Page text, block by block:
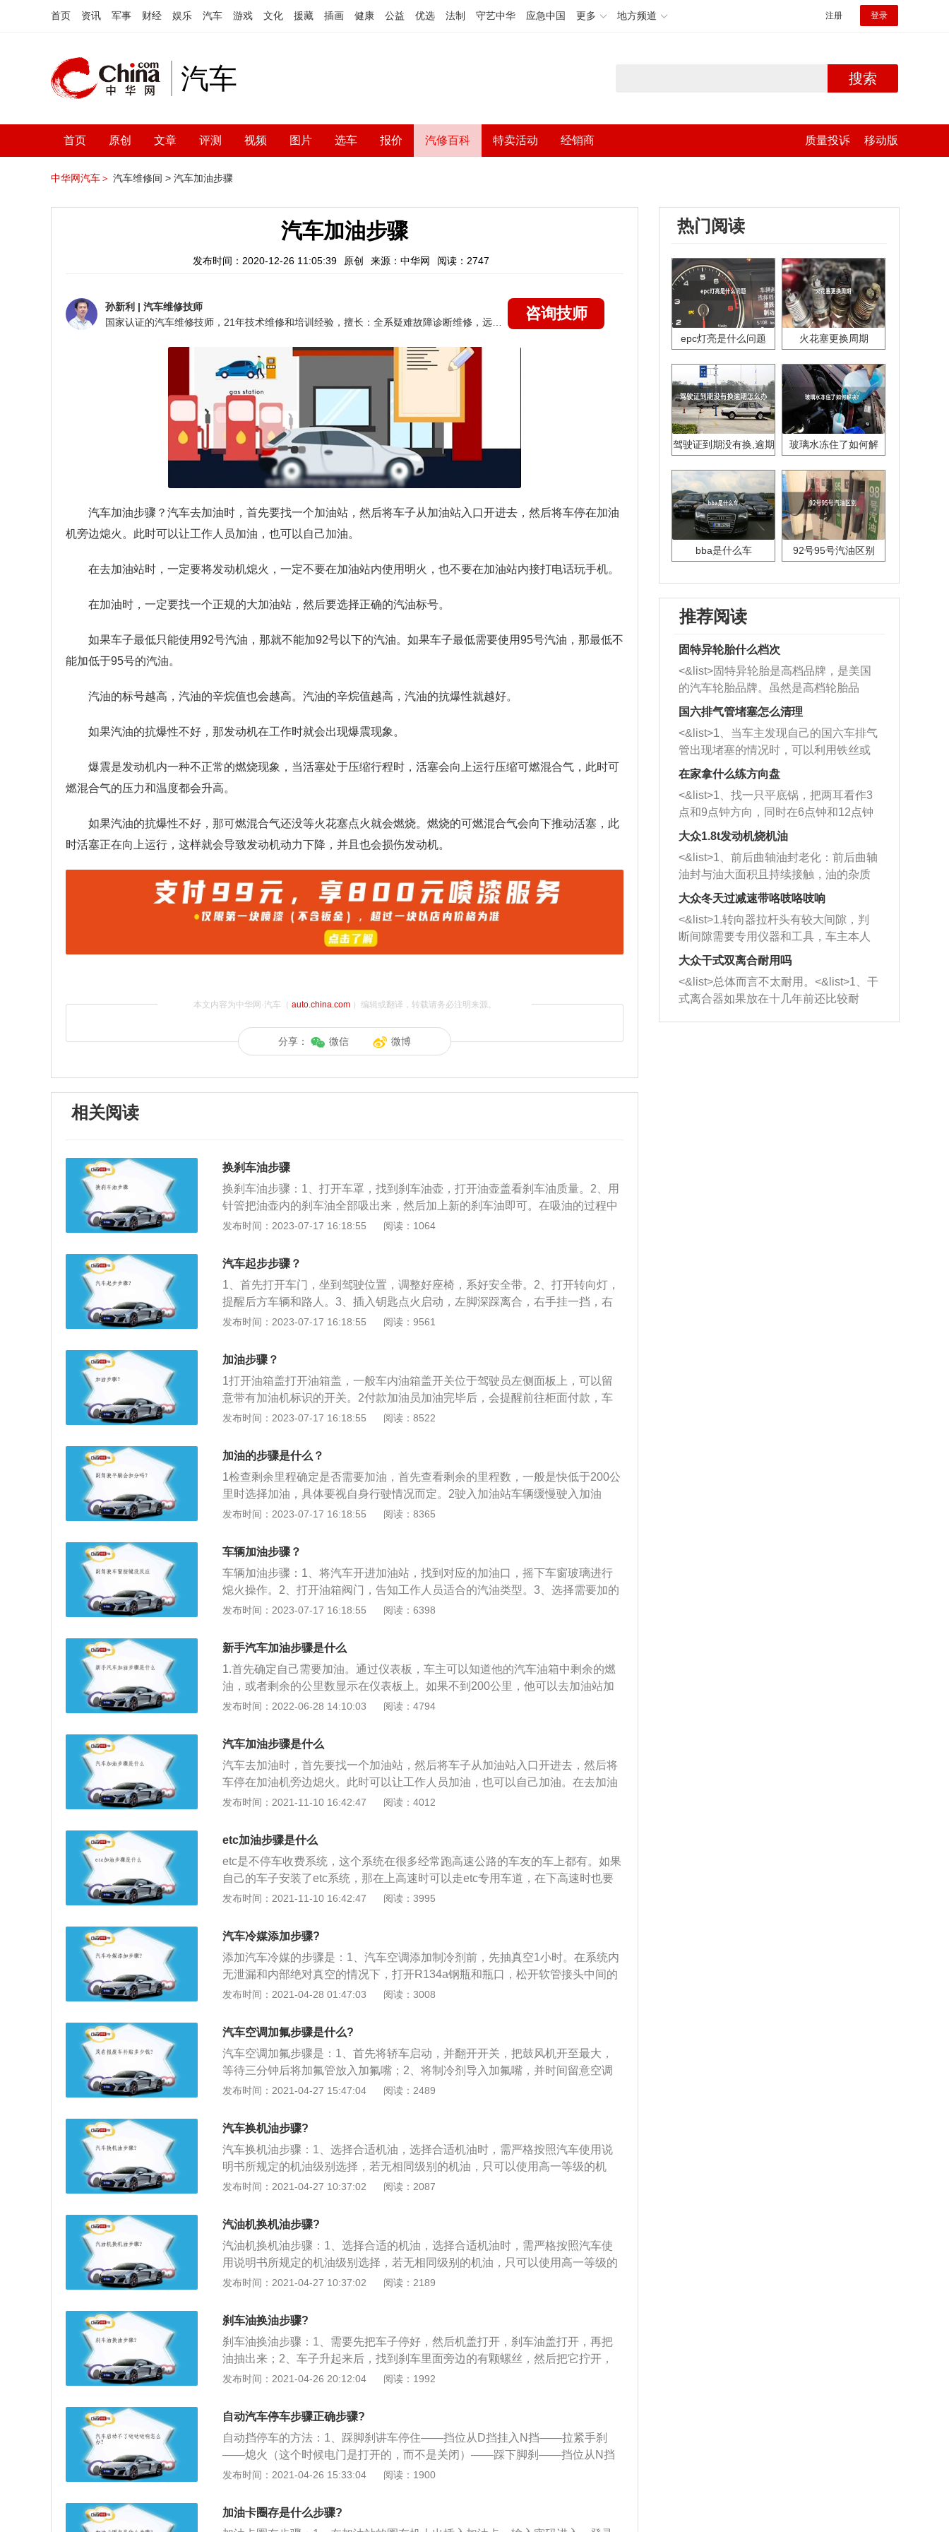
首页 资讯 军事 财经 娱乐 汽车 游戏 文化 援藏 插画 健康 公益 优选 法制 守艺中华 应急中国 更多 地方频道 注册 登录
汽车 搜索
首页 原创 文章 评测 视频 图片 选车 报价 汽修百科 特卖活动 经销商 质量投诉 移动版
中华网汽车＞ 汽车维修间 > 汽车加油步骤
汽车加油步骤
发布时间：2020-12-26 11:05:39 原创 来源：中华网 阅读：2747
孙新利 | 汽车维修技师
咨询技师
汽车加油步骤？ 汽车去加油时，首先要找一个加油站，然后将车子从加油站入口开进去，然后将车停在加油
机旁边熄火。此时可以让工作人员加油，也可以自己加油。
在去加油站时，一定要将发动机熄火，一定不要在加油站内使用明火，也不要在加油站内接打电话玩手机。
在加油时，一定要找一个正规的大加油站，然后要选择正确的汽油标号。
如果车子最低只能使用92号汽油，那就不能加92号以下的汽油。如果车子最低需要使用95号汽油，那最低不
能加低于95号的汽油。
汽油的标号越高，汽油的辛烷值也会越高。汽油的辛烷值越高，汽油的抗爆性就越好。
如果汽油的抗爆性不好，那发动机在工作时就会出现爆震现象。
爆震是发动机内一种不正常的燃烧现象，当活塞处于压缩行程时，活塞会向上运行压缩可燃混合气，此时可
燃混合气的压力和温度都会升高。
如果汽油的抗爆性不好，那可燃混合气还没等火花塞点火就会燃烧。燃烧的可燃混合气会向下推动活塞，此
时活塞正在向上运行，这样就会导致发动机动力下降，并且也会损伤发动机。
本文内容为中华网·汽车（ auto.china.com）编辑或翻译，转载请务必注明来源。
分享： 微信 微博
相关阅读
换刹车油步骤
换刹车油步骤：1、打开车罩，找到刹车油壶，打开油壶盖看刹车油质量。2、用
针管把油壶内的刹车油全部吸出来，然后加上新的刹车油即可。在吸油的过程中
不要让油溅到自己身上，以免刹车油腐蚀。这种方法简单，不是专业人员也可操
油，加注新油。这样换的就比较彻底。刹车油的作用：刹车油在使用一定时间
后，会出现沸点降低、污染及不同程度的氧化变质，刹车油本身是一种很稳定的
压力油,化学品和高温都不易令它变质的。它有一个特点就是会吸收空气中的水份,
而刹车液压系统必须要让刹车油于大气相通才能正常运作,久而久之刹车油就会吸
入水份,在高温下转成气泡,当刹车油路中出现气泡,刹车效能就会下降。所以刹车
的，所以刹车油在使用两年或5万公里后就应更换。
发布时间：2023-07-17 16:18:55 阅读：1064
汽车起步步骤？
1、首先打开车门，坐到驾驶位置，调整好座椅，系好安全带。2、打开转向灯，
提醒后方车辆和路人。3、插入钥匙点火启动，左脚深踩离合，右手挂一挡，右
脚同时放在油门踏板上，左脚轻轻抬离合器，当离合器抬到半联动状态时，当汽
可以缓慢行驶了。4、汽车行驶在路上以后，保持汽车直线行驶，控制好方向
盘，目视前方。自动挡的汽车起步相对容易一些，右脚踩住刹车，点火启动汽
车，挡位挂入D挡，松开手刹或电子手刹，轻轻松开刹车，右脚放在油门踏板上
轻轻给油，汽车就可以缓慢行驶了。
发布时间：2023-07-17 16:18:55 阅读：9561
加油步骤？
1打开油箱盖打开油箱盖，一般车内油箱盖开关位于驾驶员左侧面板上，可以留
意带有加油机标识的开关。2付款加油员加油完毕后，会提醒前往柜面付款，车
主按照提示基本就完成了加油流程。
发布时间：2023-07-17 16:18:55 阅读：8522
加油的步骤是什么？
1检查剩余里程确定是否需要加油，首先查看剩余的里程数，一般是快低于200公
里时选择加油，具体要视自身行驶情况而定。2驶入加油站车辆缓慢驶入加油
站，不能在加油站路口停车，到达加油位置后，进行熄火操作，打开的油箱阀
加满等，加完后要确保油门关上后再启动发动机。4驶出加油站离开加油站时，
注意转弯角度不要过大，以免车后左轮部分刮到加油箱。
发布时间：2023-07-17 16:18:55 阅读：8365
车辆加油步骤？
车辆加油步骤：1、将汽车开进加油站，找到对应的加油口，摇下车窗玻璃进行
熄火操作。2、打开油箱阀门，告知工作人员适合的汽油类型。3、选择需要加的
油量。4、加完后要确保油门关上后再启动发动机。汽车加油的注意事项：1、尽
在燃油中可以有效降温。而油灯亮时说明油面已低于油泵，如果每次都等灯亮再
去加油会缩短油泵的使用寿命，存油太少或燃油耗尽还有可能烧毁油泵。2、应
尽量避免在加油站刚卸完油的时候加油。因为油罐的底部总是或多或少有一些水
分和杂质沉淀，卸油时会将这些水分和杂质扬起来并与燃油混合，如果不小心加
入这种含有水分和杂质的燃油，将会堵塞油路并对机动车的发动机造成损害。
发布时间：2023-07-17 16:18:55 阅读：6398
新手汽车加油步骤是什么
1.首先确定自己需要加油。通过仪表板，车主可以知道他的汽车油箱中剩余的燃
油，或者剩余的公里数显示在仪表板上。如果不到200公里，他可以去加油站加
油。2.进入加油站时，要选择合适的加油机。车主应该知道他的油箱是在车辆的
加油机添加，是添加92还是95等。如果车主不知道加什么标签的汽油，你可以查
看一下油箱盖上的说明。3.停车后，你必须记得关掉发动机。如果加油站有工作
人员会帮助车主加油，那么车主只需要打开油箱盖。如果车主想下车自己加油，
那么车主可以选择下车后加多少钱或多少升汽油。4.车主用加油枪插入加油口，
然后按下扳机开始加油。加油后，他可以摇晃加油枪几次，以避免枪口漏油，然
车，离开加油站。如果车主用燃料卡支付，记得把燃料卡拿走，避免把它留在加
油站。当你去加油站加油时，车主也可以看到一些注意事项，比如不要在加油站
吸烟，不要打电话。一定要遵守要求，避免发生危及生命的事故。
发布时间：2022-06-28 14:10:03 阅读：4794
汽车加油步骤是什么
汽车去加油时，首先要找一个加油站，然后将车子从加油站入口开进去，然后将
车停在加油机旁边熄火。此时可以让工作人员加油，也可以自己加油。在去加油
站时，一定要将发动机熄火，一定不要在加油站内使用明火，也不要在加油站内
汽油标号。如果车子最低只能使用92号汽油，那就不能加92号以下的汽油。如果
车子最低需要使用95号汽油，那最低不能加低于95号的汽油。汽油的标号越高，
汽油的辛烷值也会越高。汽油的辛烷值越高，汽油的抗爆性就越好。如果汽油的
抗爆性不好，那发动机在工作时就会出现爆震现象。爆震是发动机内一种不正常
的燃烧现象，当活塞处于压缩行程时，活塞会向上运行压缩可燃混合气，此时可
火花塞点火就会燃烧。燃烧的可燃混合气会向下推动活塞，此时活塞正在向上运
行，这样就会导致发动机动力下降，并且也会损伤发动机。
发布时间：2021-11-10 16:42:47 阅读：4012
etc加油步骤是什么
etc是不停车收费系统，这个系统在很多经常跑高速公路的车友的车上都有。如果
自己的车子安装了etc系统，那在上高速时可以走etc专用车道，在下高速时也要
走etc专用车道，这样不需要停车就可以缴纳高速费用，这是非常方便的，这样可
电，这是太阳能的。在不使用etc时，可以将卡拔出来。在上高速公路行驶之前，
要提前加好油，并且要提前将玻璃水加满。玻璃水对于高速行驶来说是很重要
的，玻璃水可以清洗前挡风玻璃，这样就不会影响驾驶员视线了。如果车子没有
玻璃水了但是前挡风玻璃变脏了，那会影响驾驶员的视线。所以，在上高速之前
最好将玻璃水加满。如果在高速行驶时累了，可以找一个服务区进去休息一下。
驾驶，也不要疲劳驾驶。
发布时间：2021-11-10 16:42:47 阅读：3995
汽车冷媒添加步骤?
添加汽车冷媒的步骤是：1、汽车空调添加制冷剂前，先抽真空1小时。在系统内
无泄漏和内部绝对真空的情况下，打开R134a钢瓶和瓶口，松开软管接头中间的
压力表，将该段软管中的空气排干，打开手动阀的高压侧，从高压侧灌入液态制
4a瓶瓶口向上，停止5分钟以上；3、启动空调，打开手动阀的低压侧，从低压侧
灌入气态制冷剂，严禁从低压侧灌入液态制冷剂。此时发动机转速应保持在800-
1200转\/分；4、在加注制冷剂时观察车窗制冷剂的流动情况，当气泡消失时，立
即关闭手动阀的低压侧，然后将吸气、排气工作阀置于后座位置，拆下检修压力
表。
发布时间：2021-04-28 01:47:03 阅读：3008
汽车空调加氟步骤是什么?
汽车空调加氟步骤是：1、首先将轿车启动，并翻开开关，把鼓风机开至最大，
等待三分钟后将加氟管放入加氟嘴；2、将制冷剂导入加氟嘴，并时间留意空调
管内的压力，切记不行多也不行少！空调体系与空调管是相通的，所以说管内压
的压力值；3、假如说体系中压力值小了，则阐明需求补充制冷剂，反之则阐明
制冷剂过多。另外，外界的温度也十分重要。加入制冷剂时需必须对照温度表来
控制管内压力。
发布时间：2021-04-27 15:47:04 阅读：2489
汽车换机油步骤?
汽车换机油步骤：1、选择合适机油，选择合适机油时，需严格按照汽车使用说
明书所规定的机油级别选择，若无相同级别的机油，只可以使用高一等级的机
油，绝不能用低一等级的机油代替。同时要注意机油粘度是否符合要求，不要有
螺丝或扭开机油滤清器放出废油后，需注意：为油底壳螺丝配上新的螺丝垫圈再
拧紧；装上新机油滤清器前，需仔细检查原本旧滤清器的橡胶密封圈有无随滤清
器一并拆下，以免新件装上时，新旧橡胶密封圈重叠挤压，会发生漏油问题。此
外，还要用手在新的机油滤清器橡胶密封圈（滤芯的圆形边缘）上涂抹一层油
膜，这层油膜可作为安装时的润滑介质，防止安装新滤清器时密封圈摩擦破损。
为爱车添加机油时需按照车辆的排量去适当添加机油，绝对不可贪心添加过多，
或为了省钱而添加过少。如果机油太多，在引擎启动时会造成内部功率损失，并
且会产生烧机油的问题。反之如果机油不足，引擎内部轴承与轴颈等会因为不够
制在机油尺的上、下刻线之间为佳；4、换油后再检查，当完成添加机油后，还
将车辆升高检查油底壳螺丝或油滤清器位置是否有机油渗漏等问题。方算完成更
换机油的正确步骤。
发布时间：2021-04-27 10:37:02 阅读：2087
汽油机换机油步骤?
汽油机换机油步骤：1、选择合适的机油，选择合适机油时，需严格按照汽车使
用说明书所规定的机油级别选择，若无相同级别的机油，只可以使用高一等级的
机油，绝不能用低一等级的机油代替。同时要注意机油粘度是否符合要求，不要
壳螺丝或扭开机油滤清器放出废油后，需注意：为油底壳螺丝配上新的螺丝垫圈
再拧紧；装上新机油滤清器前，需仔细检查原本旧滤清器的橡胶密封圈有无随滤
清器一并拆下，以免新件装上时，新旧橡胶密封圈重叠挤压，会发生漏油问题。
此外，还要用手在新的机油滤清器橡胶密封圈（滤芯的圆形边缘）上涂抹一层油
膜，这层油膜可作为安装时的润滑介质，防止安装新滤清器时密封圈摩擦破损；
不可贪心添加过多，或为了省钱而添加过少。如果机油太多，在引擎启动时会造
成内部功率损失，并且会产生烧机油的问题。反之如果机油不足，引擎内部轴承
与轴颈等会因为不够润滑而摩擦，加剧磨损程度，严重时会引发烧瓦轴事故。所
完成添加机油后，还需要发动汽车，让引擎运转35分钟，然后熄火；重新抽出机
等问题。方算完成更换机油的正确步骤。
发布时间：2021-04-27 10:37:02 阅读：2189
刹车油换油步骤?
刹车油换油步骤：1、需要先把车子停好，然后机盖打开，刹车油盖打开，再把
油抽出来；2、车子升起来后，找到刹车里面旁边的有颗螺丝，然后把它拧开，
油滴出来之后拿抽油机抽出，抽的同时把新的刹车油倒在机盖的油壶里面，抽个
六下然后直接踩住，底下那颗螺丝松动一下，油会飙出来，然后刹车放掉，四个
轮子全部重复循环三次就行了。
发布时间：2021-04-26 20:12:04 阅读：1992
自动汽车停车步骤正确步骤?
自动挡停车的方法：1、踩脚刹讲车停住——挡位从D挡挂入N挡——拉紧手刹
——熄火（这个时候电门是打开的，而不是关闭）——踩下脚刹——挡位从N挡
挂入P挡，——松开脚刹，关闭电门；2、相信很多车主都是在停车的时候挂P
入P挡之后，变速箱会有一个自锁的钢爪扣住齿轮。车辆停在有一点点坡度上
时，那个钢爪和齿轮结合会比较紧，本来应该休息的变速箱就会这么一直憋着，
发布时间：2021-04-26 15:33:04 阅读：1900
加油卡圈存是什么步骤?
热门阅读
epc灯亮是什么问题 火花塞更换周期
驾驶证到期没有换,逾期
玻璃水冻住了如何解
bba是什么车 92号95号汽油区别
推荐阅读
固特异轮胎什么档次
<&list>固特异轮胎是高档品牌，是美国
的汽车轮胎品牌。虽然是高档轮胎品
牌，但是中高低端的轮胎都有生产，这
也是为了更好的开拓市场。
国六排气管堵塞怎么清理
<&list>1、当车主发现自己的国六车排气
管出现堵塞的情况时，可以利用铁丝或
者是细棍，直接将杂物给取出来，如果
堵塞情况比较严重，也可以采取应急措
施。 <&list>2、直接利用木棍将所有的
杂物推到排气管里面的位置处，然后将
三元催化器拆解开，就可以将堵塞的东
西取出来。但如果是因为积碳过多引起
的堵塞，就需要将三元催化器泡在草酸
洗剂对堵塞的情况得到解决，将清洗剂
放在燃油箱中，与燃油混合后，车辆启
动时，就可以和汽油一起进入到燃烧
室，最后形成废气排出，就可以让三元
催化器得到清洗，排气管堵塞的情况就
能够得到解决。
在家拿什么练方向盘
<&list>1、找一只平底锅，把两耳看作3
点和9点钟方向，同时在6点钟和12点钟
方向做一个标记。 <&list>2、双手握住
一圈半的练习，往右同样也要打相同的
圈数。 <&list>3、最后强调要反复练
习，这样就可以形成肌肉记忆，在真实
驾驶车辆时，不需要记忆也能打好方
向。
大众1.8t发动机烧机油
<&list>1、前后曲轴油封老化：前后曲轴
油封与油大面积且持续接触，油的杂质
和发动机内持续温度变化使其密封效果
逐渐减弱，导致渗油或漏油。<&list>2、
活塞间隙过大：积碳会使活塞环与缸体
的间隙扩大，导致机油流入燃烧室中，
造成烧机油。<&list>3、机油粘度。使用
机油粘度过小的话，同样会有烧机油现
象，机油粘度过小具有很好的流动性，
大众冬天过减速带咯吱咯吱响
<&list>1.转向器拉杆头有较大间隙，判
断间隙需要专用仪器和工具，车主本人
无法制作，需要将车辆送到修理厂或4s
店；<&list>2.车辆半轴套管防尘罩破
裂，破裂后会出现漏油现象，使半轴磨
损严重，磨损的半轴容易损坏，产生异
响；<&list>3.稳定器的转向胶套和球头
大众干式双离合耐用吗
<&list>总体而言不太耐用。<&list>1、干
式离合器如果放在十几年前还比较耐